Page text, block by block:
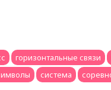
горизонтальные связи
система